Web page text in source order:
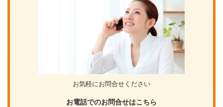
お気軽にお問合せください
お電話でのお問合せはこちら